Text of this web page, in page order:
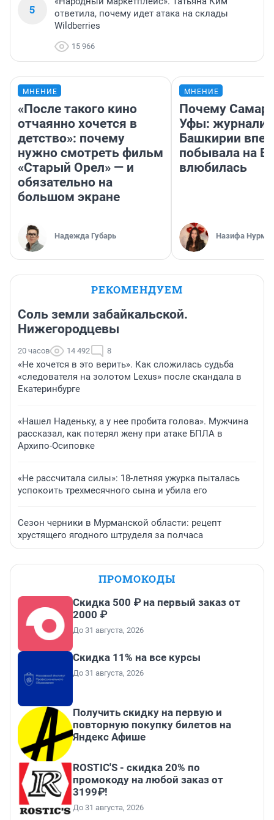
5
ответила, почему идет атака на склады
Wildberries
15 966
МНЕНИЕ
«После такого кино
отчаянно хочется в
детство»: почему
нужно смотреть фильм
«Старый Орел» — и
обязательно на
большом экране
Надежда Губарь
МНЕНИЕ
Почему
Уфы:
Башкирии
побывала на
влюбилась
Назифа
РЕКОМЕНДУЕМ
Соль земли забайкальской.
Нижегородцевы
20 часов 14 492 8
«Не хочется в это верить». Как сложилась судьба
«следователя на золотом Lexus» после скандала в
Екатеринбурге
«Нашел Наденьку, а у нее пробита голова». Мужчина
рассказал, как потерял жену при атаке БПЛА в
Архипо-Осиповке
«Не рассчитала силы»: 18-летняя ужурка пыталась
успокоить трехмесячного сына и убила его
Сезон черники в Мурманской области: рецепт
хрустящего ягодного штруделя за полчаса
ПРОМОКОДЫ
Скидка 500 ₽ на первый заказ от
2000 ₽
До 31 августа, 2026
Скидка 11% на все курсы
До 31 августа, 2026
Получить скидку на первую и
повторную покупку билетов на
Яндекс Афише
ROSTIC'S - скидка 20% по
промокоду на любой заказ от
3199₽!
До 31 августа, 2026